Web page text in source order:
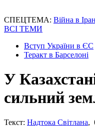
СПЕЦТЕМА: Війна в
ВСІ ТЕМИ
Вступ України в ЄС
Теракт в Барселоні
У
сильний
Текст: Надтока Світлана,